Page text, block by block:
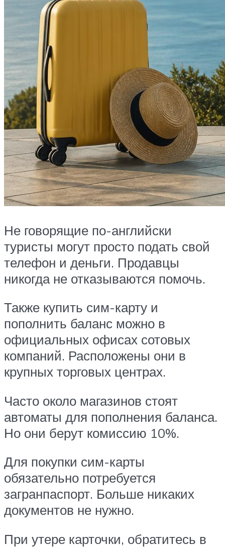
Не говорящие по-английски
туристы могут просто подать свой
телефон и деньги. Продавцы
никогда не отказываются помочь.
Также купить сим-карту и
пополнить баланс можно в
официальных офисах сотовых
компаний. Расположены они в
крупных торговых центрах.
Часто около магазинов стоят
автоматы для пополнения баланса.
Но они берут комиссию 10%.
Для покупки сим-карты
обязательно потребуется
загранпаспорт. Больше никаких
документов не нужно.
При утере карточки, обратитесь в